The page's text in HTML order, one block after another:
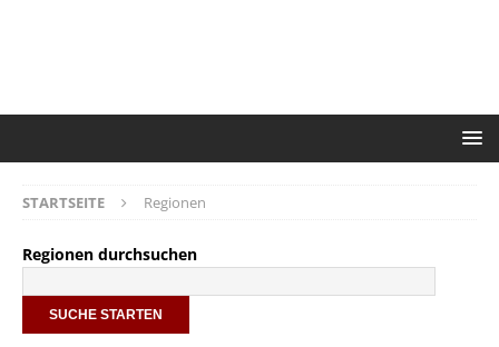
STARTSEITE Regionen
Regionen durchsuchen